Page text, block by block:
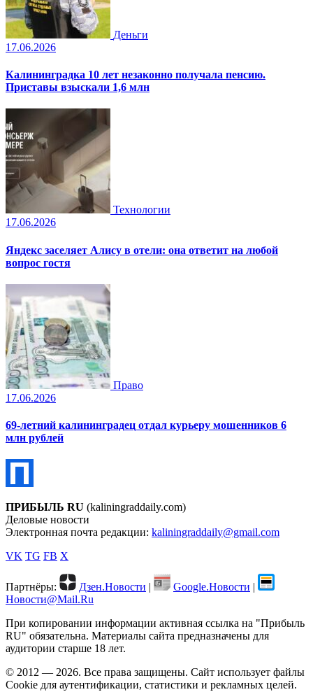
Деньги
17.06.2026
Калининградка 10 лет незаконно получала пенсию.
Приставы взыскали 1,6 млн
Технологии
17.06.2026
Яндекс заселяет Алису в отели: она ответит на любой
вопрос гостя
Право
17.06.2026
69-летний калининградец отдал курьеру мошенников 6
млн рублей
ПРИБЫЛЬ RU (kaliningraddaily.com)
Деловые новости
Электронная почта редакции: kaliningraddaily@gmail.com
VK TG FB X
Партнёры: Дзен.Новости | Google.Новости |
Новости@Mail.Ru
При копировании информации активная ссылка на "Прибыль
RU" обязательна. Материалы сайта предназначены для
аудитории старше 18 лет.
© 2012 — 2026. Все права защищены. Сайт использует файлы
Cookie для аутентификации, статистики и рекламных целей.